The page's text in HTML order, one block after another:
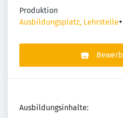
Produktion
Ausbildungsplatz, Lehrstelle+
Ausbildungsinhalte: